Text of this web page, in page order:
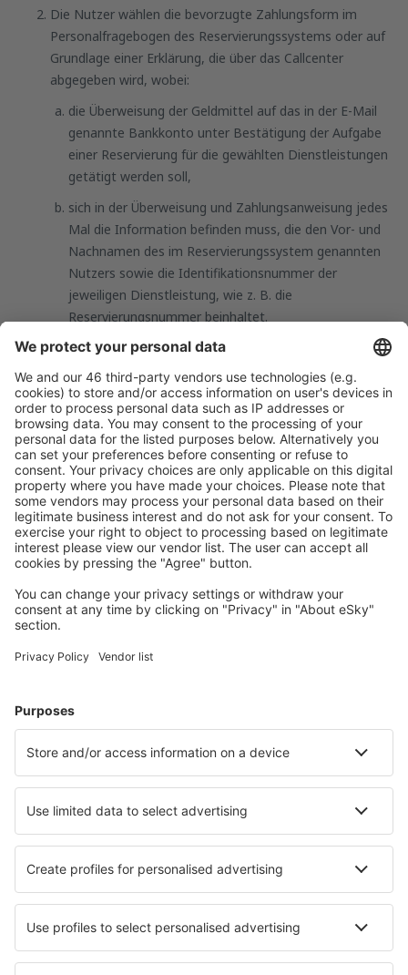
Die Nutzer wählen die bevorzugte Zahlungsform im
Personalfragebogen des Reservierungssystems oder auf
Grundlage einer Erklärung, die über das Callcenter
abgegeben wird, wobei:
die Überweisung der Geldmittel auf das in der E-Mail
genannte Bankkonto unter Bestätigung der Aufgabe
einer Reservierung für die gewählten Dienstleistungen
getätigt werden soll,
sich in der Überweisung und Zahlungsanweisung jedes
Mal die Information befinden muss, die den Vor- und
Nachnamen des im Reservierungssystem genannten
Nutzers sowie die Identifikationsnummer der
jeweiligen Dienstleistung, wie z. B. die
Reservierungsnummer beinhaltet.
Für Flugtickets gilt:
eine Zahlung per Überweisung von einem
Zahlungskonto ist nur dann möglich, wenn die
Buchung der Tickets über die Website
www.eSkytravel.de mindestens 2 Werktage vor Abflug
im Voraus erfolgt, sofern eSky diese Zahlungsweise
zur Verfügung stellt. Bei der Auswahl der Überweisung
von dem Konto als Zahlungsmittel ist der Benutzer
verpflichtet, eine Überweisung des für eSky fälligen
Betrags für das gebuchte Flugticket sofort nach der
Buchung vorzunehmen. Im Falle eines verspäteten
Geldeingangs auf dem eSky-Bankkonto können die
Buchungsbedingungen durch die Fluggesellschaft
bezahlt werden, werden durch eSky an dem Tag
zustehende Betrag auf dem angegebenen Bankkonto
gebucht wird – falls die Buchung vor 20:00 Uhr
stattfindet. Eine Ausnahme stellen arbeitsfreie Tage
definiert sind – dann erfolgt die Realisierung am
nächsten Werktag, gemäß den bei den Beförderern
geltenden Bedingungen, statt.
Zahlungen für Flugtickets der Low-Cost-
Einkaufs mit Hilfe einer Zahlungskarte oder eines